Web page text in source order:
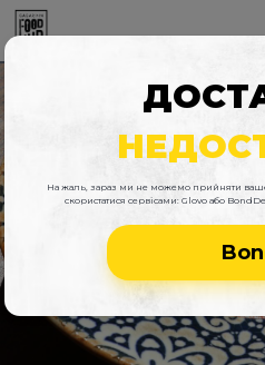
На жаль, зараз ми не можемо прийняти
скористатися сервісами: Glovo або